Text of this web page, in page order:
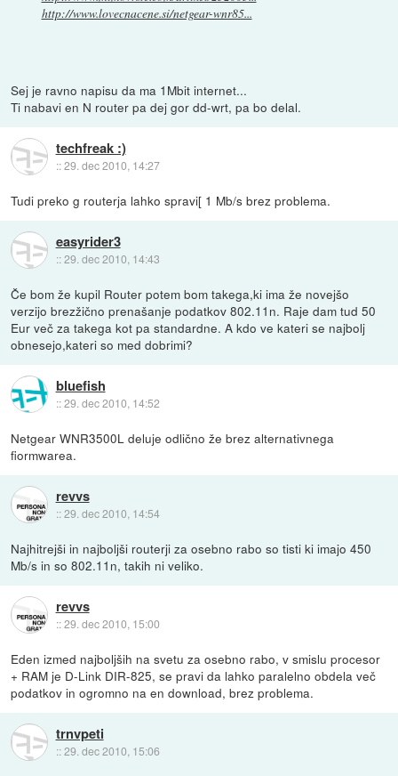
http://www.lovecnacene.si/netgear-wnr85...
Sej je ravno napisu da ma 1Mbit internet...
Ti nabavi en N router pa dej gor dd-wrt, pa bo delal.
techfreak :)
::29. dec 2010, 14:27
Tudi preko g routerja lahko spravi[ 1 Mb/s brez problema.
easyrider3
::29. dec 2010, 14:43
Če bom že kupil Router potem bom takega,ki ima že novejšo
verzijo brezžično prenašanje podatkov 802.11n. Raje dam tud 50
Eur več za takega kot pa standardne. A kdo ve kateri se najbolj
obnesejo,kateri so med dobrimi?
bluefish
::29. dec 2010, 14:52
Netgear WNR3500L deluje odlično že brez alternativnega
fiormwarea.
revvs
::29. dec 2010, 14:54
Najhitrejši in najboljši routerji za osebno rabo so tisti ki imajo 450
Mb/s in so 802.11n, takih ni veliko.
revvs
::29. dec 2010, 15:00
Eden izmed najboljših na svetu za osebno rabo, v smislu procesor
+ RAM je D-Link DIR-825, se pravi da lahko paralelno obdela več
podatkov in ogromno na en download, brez problema.
trnvpeti
::29. dec 2010, 15:06